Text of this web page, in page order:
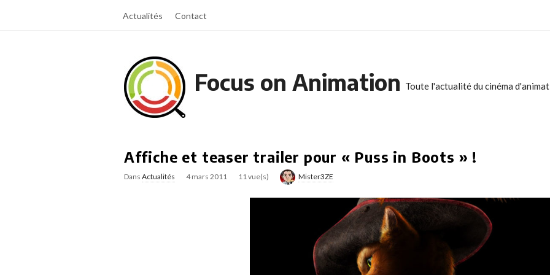
Actualités Contact
Focus on Animation Toute l'actualité du cinéma
Affiche et teaser trailer pour « Puss in Boots » !
Dans Actualités 4 mars 2011 11 vue(s) Mister3ZE